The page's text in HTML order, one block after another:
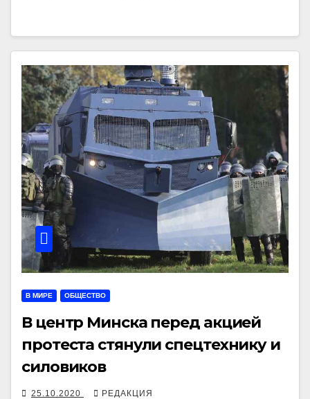
В МИРЕ ОБЩЕСТВО
В центр Минска перед акцией
протеста стянули спецтехнику и
силовиков
25.10.2020 РЕДАКЦИЯ